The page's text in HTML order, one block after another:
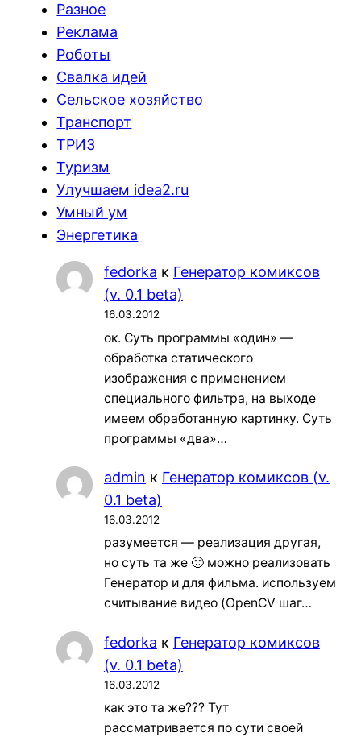
Разное
Реклама
Роботы
Свалка идей
Сельское хозяйство
Транспорт
ТРИЗ
Туризм
Улучшаем idea2.ru
Умный ум
Энергетика
fedorka к Генератор комиксов
(v. 0.1 beta)
16.03.2012
ок. Суть программы «один» —
обработка статического
изображения с применением
специального фильтра, на выходе
имеем обработанную картинку. Суть
программы «два»…
admin к Генератор комиксов (v.
0.1 beta)
16.03.2012
разумеется — реализация другая,
но суть та же 🙂 можно реализовать
Генератор и для фильма. используем
считывание видео (OpenCV шаг…
fedorka к Генератор комиксов
(v. 0.1 beta)
16.03.2012
как это та же??? Тут
рассматривается по сути своей